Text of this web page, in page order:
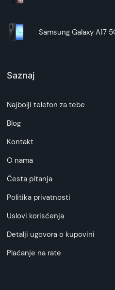
Samsung Galaxy A17
Saznaj
Najbolji telefon za tebe
Blog
Kontakt
O nama
Česta pitanja
Politika privatnosti
Uslovi korisćenja
Detalji ugovora o kupovini
Plaćanje na rate